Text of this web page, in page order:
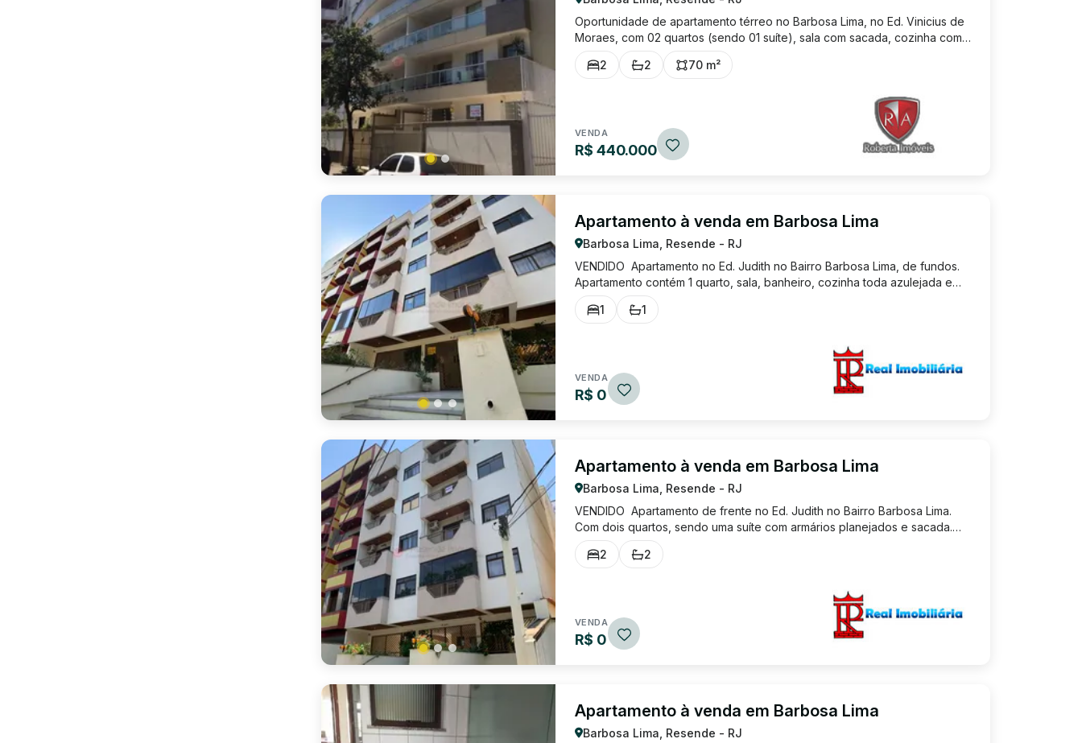
Oportunidade de apartamento térreo no Barbosa Lima, no Ed. Vinicius de
Moraes, com 02 quartos (sendo 01 suíte), sala com sacada, cozinha com
armários, área de serviço com armários, banheiro social e 01 vaga de
garagem. Excelente localização. Valor de...
2 2 70 m²
VENDA
R$ 440.000
Apartamento à venda em Barbosa Lima
Barbosa Lima, Resende - RJ
VENDIDO Apartamento no Ed. Judith no Bairro Barbosa Lima, de fundos.
Apartamento contém 1 quarto, sala, banheiro, cozinha toda azulejada e
área de de serviço. Uma vaga de garagem. Localização excelente,
próximo ao Resende Shopping, em rua tranquil...
1 1
VENDA
R$ 0
Apartamento à venda em Barbosa Lima
Barbosa Lima, Resende - RJ
VENDIDO Apartamento de frente no Ed. Judith no Bairro Barbosa Lima.
Com dois quartos, sendo uma suíte com armários planejados e sacada.
Dois banheiros de ótimo tamanho com armários planejados. Sala ampla
com sacada. Cozinha com muitos armários, to...
2 2
VENDA
R$ 0
Apartamento à venda em Barbosa Lima
Barbosa Lima, Resende - RJ